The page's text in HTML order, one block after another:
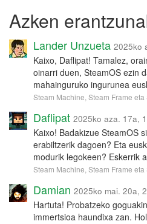
Azken
Lander Unzueta 2025ko
Kaixo, Daflipat! Tamalez,
oinarri duen, SteamOS ezin
mahainguruko ingurunea
Steam Machine, Steam Frame eta
Daflipat 2025ko aza. 17a,
Kaixo! Badakizue SteamOS
erabiltzerik dagoen? Eta
modurik legokeen? Eskerrik
Steam Machine, Steam Frame eta
Damian 2025ko mai. 20a,
Hartuta! Probatzeko
immertsioa haundixa zan.